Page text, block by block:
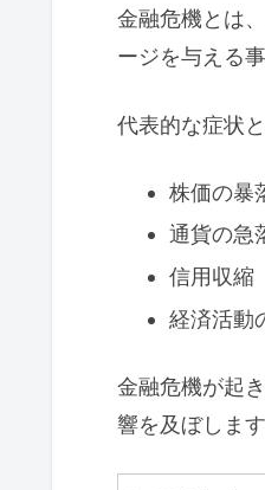
金融危機とは
ージを与える
代表的な症状と
株価の暴
通貨の急
信用収縮
経済活動
金融危機が起
響を及ぼします